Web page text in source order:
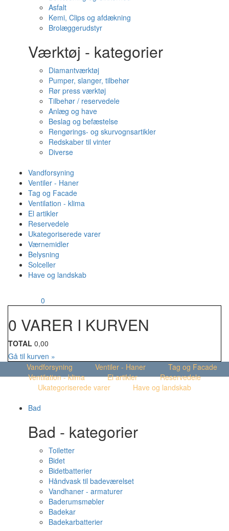
Asfalt
Kemi, Clips og afdækning
Brolæggerudstyr
Værktøj - kategorier
Diamantværktøj
Pumper, slanger, tilbehør
Rør press værktøj
Tilbehør / reservedele
Anlæg og have
Beslag og befæstelse
Rengørings- og skurvognsartikler
Redskaber til vinter
Diverse
Vandforsyning
Ventiler - Haner
Tag og Facade
Ventilation - klima
El artikler
Reservedele
Ukategoriserede varer
Værnemidler
Belysning
Solceller
Have og landskab
0
0 VARER I KURVEN
TOTAL 0,00
Gå til kurven »
Vandforsyning
Ventiler - Haner
Tag og Facade
Ventilation - klima
El artikler
Reservedele
Ukategoriserede varer
Have og landskab
Bad
Bad - kategorier
Toiletter
Bidet
Bidetbatterier
Håndvask til badeværelset
Vandhaner - armaturer
Baderumsmøbler
Badekar
Badekarbatterier